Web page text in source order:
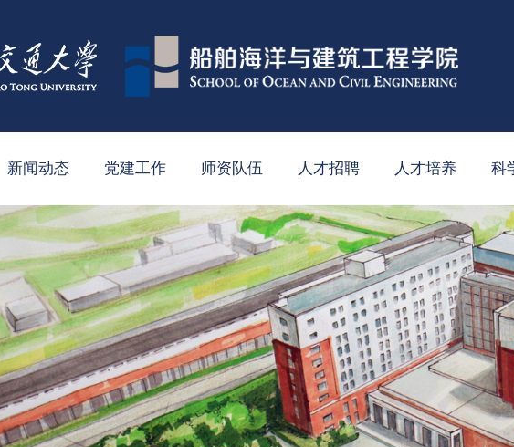
新闻动态 党建工作 师资队伍 人才招聘 人才培养 科